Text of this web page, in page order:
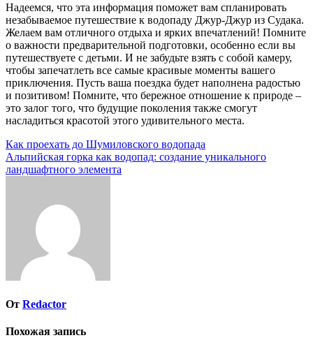
Надеемся, что эта информация поможет вам спланировать
незабываемое путешествие к водопаду Джур-Джур из Судака.
Желаем вам отличного отдыха и ярких впечатлений! Помните
о важности предварительной подготовки, особенно если вы
путешествуете с детьми. И не забудьте взять с собой камеру,
чтобы запечатлеть все самые красивые моменты вашего
приключения. Пусть ваша поездка будет наполнена радостью
и позитивом! Помните, что бережное отношение к природе –
это залог того, что будущие поколения также смогут
насладиться красотой этого удивительного места.
Навигация
по
Как проехать до Шумиловского водопада
Альпийская горка как водопад: создание уникального
ландшафтного элемента
От Redactor
Похожая запись